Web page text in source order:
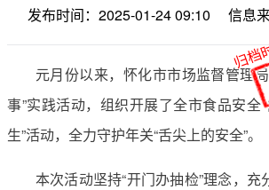
发布时间：2025-01-24 09:10 信息
元月份以来，怀化市市场监督管理
事”实践活动，组织开展了全市食品安全
生”活动，全力守护年关“舌尖上的安全”。
本次活动坚持“开门办抽检”理念，
归